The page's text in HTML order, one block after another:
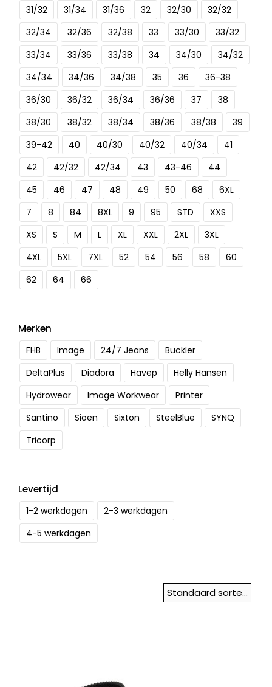
31/32
31/34 31/36 32 32/30
32/32
32/34
32/36 32/38 33 33/30
33/32
33/34
33/36 33/38 34 34/30
34/32
34/34
34/36 34/38 35 36
36-38
36/30
36/32 36/34 36/36 37
38
38/30
38/32 38/34 38/36 38/38
39
39-42
40 40/30 40/32 40/34
41
42
42/32 42/34 43 43-46
44
45
46 47 48 49 50 68
6XL
7
8 84 8XL 9 95 STD
XXS
XS
S M L XL XXL 2XL
3XL
4XL
5XL 7XL 52 54 56 58
60
62
64 66
Merken
FHB Image 24/7 Jeans
Buckler
DeltaPlus
Diadora Havep
Helly Hansen
Hydrowear
Image Workwear
Printer
Santino
Sioen Sixton SteelBlue
SYNQ
Tricorp
Levertijd
1-2 werkdagen
2-3 werkdagen
4-5 werkdagen